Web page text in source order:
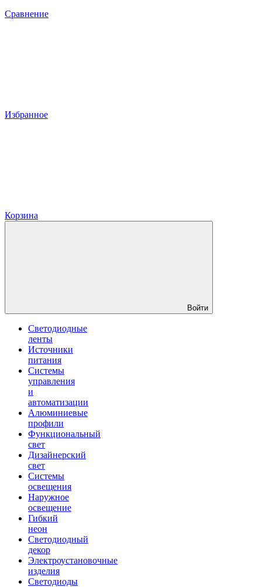
Сравнение
Избранное
Корзина
Войти
Светодиодные
ленты
Источники
питания
Системы
управления
и
автоматизации
Алюминиевые
профили
Функциональный
свет
Дизайнерский
свет
Системы
освещения
Наружное
освещение
Гибкий
неон
Светодиодный
декор
Электроустановочные
изделия
Светодиоды